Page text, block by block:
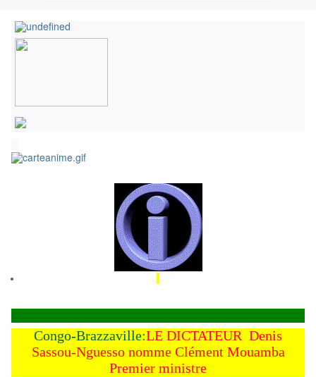
Congo-Brazzaville:LE DICTATEUR Denis
Sassou-Nguesso nomme Clément Mouamba
Premier ministre